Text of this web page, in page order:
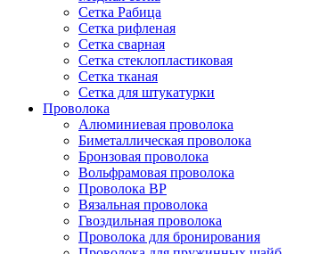
Сетка Рабица
Сетка рифленая
Сетка сварная
Сетка стеклопластиковая
Сетка тканая
Сетка для штукатурки
Проволока
Алюминиевая проволока
Биметаллическая проволока
Бронзовая проволока
Вольфрамовая проволока
Проволока ВР
Вязальная проволока
Гвоздильная проволока
Проволока для бронирования